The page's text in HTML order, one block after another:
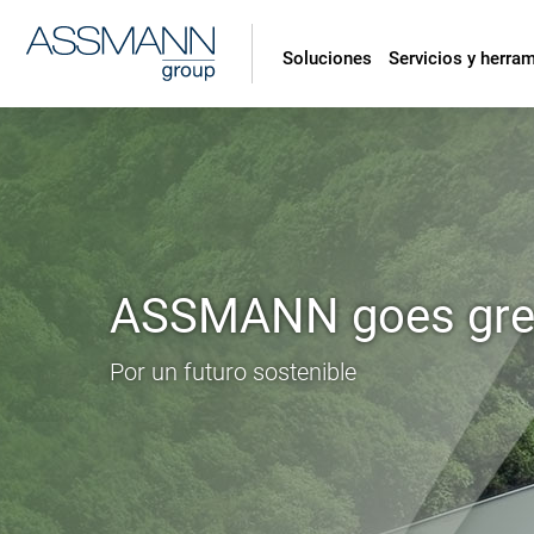
Soluciones Servicios y
ASSMANN goes
Por un futuro sostenible